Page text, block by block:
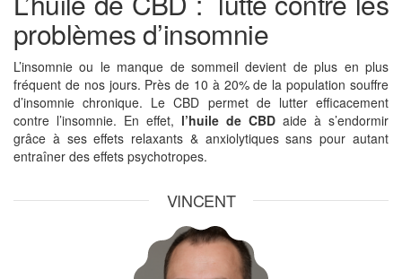
problèmes d’insomnie
L’insomnie ou le manque de sommeil devient de plus en plus
fréquent de nos jours. Près de 10 à 20% de la population souffre
d’insomnie chronique. Le CBD permet de lutter efficacement
contre l’insomnie. En effet, l’huile de CBD aide à s’endormir
grâce à ses effets relaxants & anxiolytiques sans pour autant
entraîner des effets psychotropes.
VINCENT